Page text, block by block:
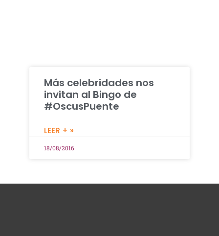
Más celebridades nos
invitan al Bingo de
#OscusPuente
LEER + »
18/08/2016